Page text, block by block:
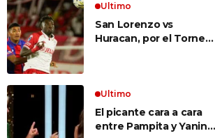
Ultimo
San Lorenzo vs
Huracan, por el Torneo
el clásico
Ultimo
El picante cara a cara
entre Pampita y Yanina